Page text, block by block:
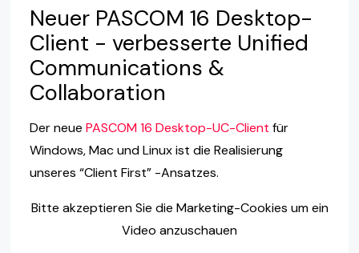
Neuer PASCOM 16 Desktop-
Client - verbesserte Unified
Communications &
Collaboration
Der neue PASCOM 16 Desktop-UC-Client für
Windows, Mac und Linux ist die Realisierung
unseres “Client First” -Ansatzes.
Bitte akzeptieren Sie die Marketing-Cookies um ein
Video anzuschauen